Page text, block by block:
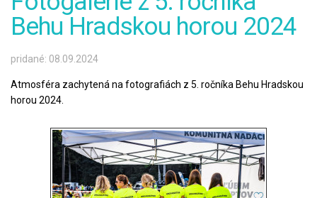
Behu Hradskou horou 2024
pridané: 08.09.2024
Atmosféra zachytená na fotografiách z 5. ročníka Behu Hradskou
horou 2024.